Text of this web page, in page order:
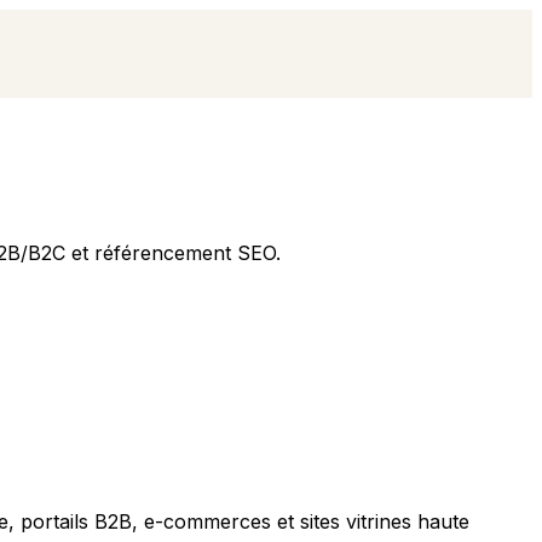
B2C et référencement SEO.
portails B2B, e-commerces et sites vitrines haute